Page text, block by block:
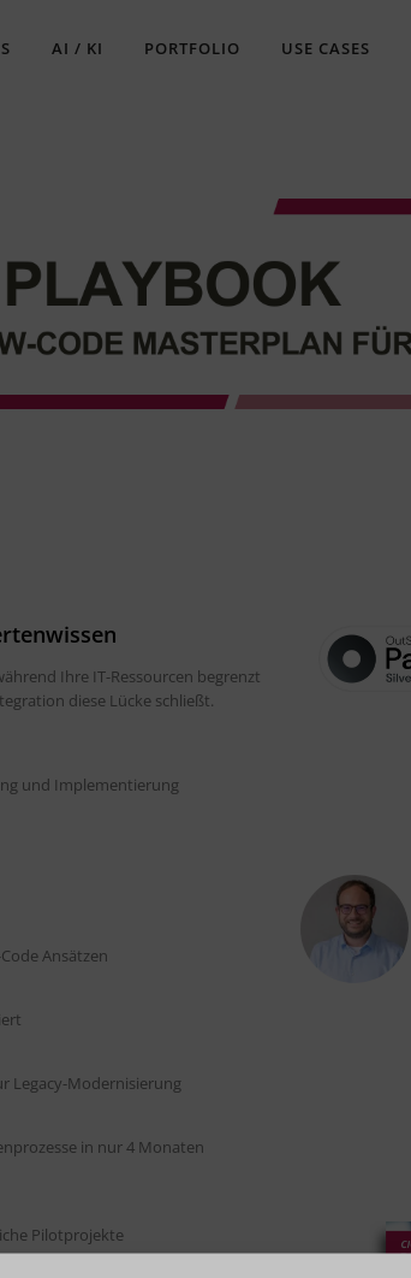
AI / KI PORTFOLIO USE CASES
Ihre IT-Ressourcen begrenzt
diese Lücke schließt.
und Implementierung
Ansätzen
Legacy-Modernisierung
in nur 4 Monaten
Pilotprojekte